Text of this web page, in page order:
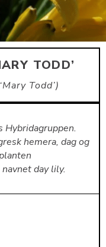
TODD’
Todd’
Hybridagruppen.
hemera, dag og
day lily.